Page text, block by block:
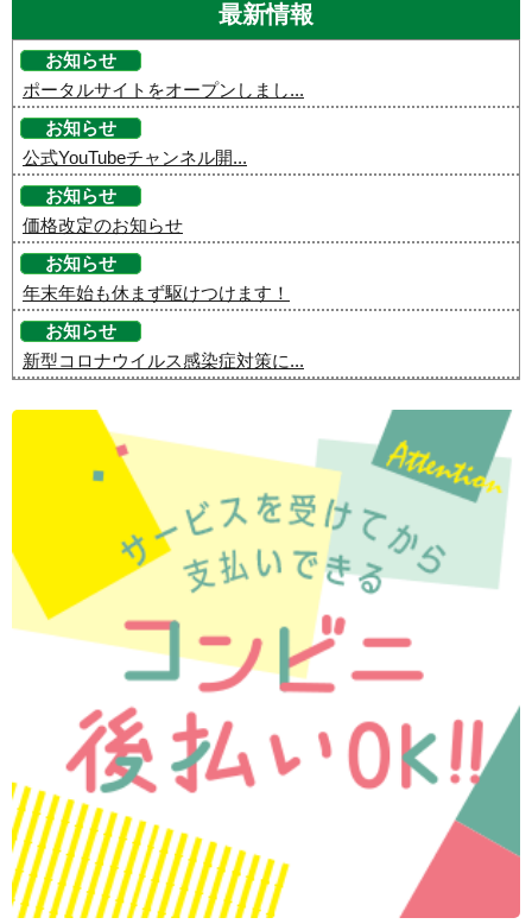
最新情報
お知らせ
ポータルサイトをオープンしまし...
お知らせ
公式YouTubeチャンネル開...
お知らせ
価格改定のお知らせ
お知らせ
年末年始も休まず駆けつけます！
お知らせ
新型コロナウイルス感染症対策に...